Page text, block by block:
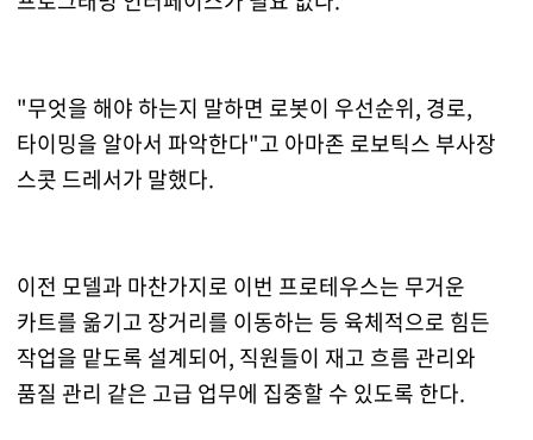
"무엇을 해야 하는지 말하면 로봇이 우선순위, 경로,
타이밍을 알아서 파악한다"고 아마존 로보틱스 부사장
스콧 드레서가 말했다.
이전 모델과 마찬가지로 이번 프로테우스는 무거운
카트를 옮기고 장거리를 이동하는 등 육체적으로 힘든
작업을 맡도록 설계되어, 직원들이 재고 흐름 관리와
품질 관리 같은 고급 업무에 집중할 수 있도록 한다.